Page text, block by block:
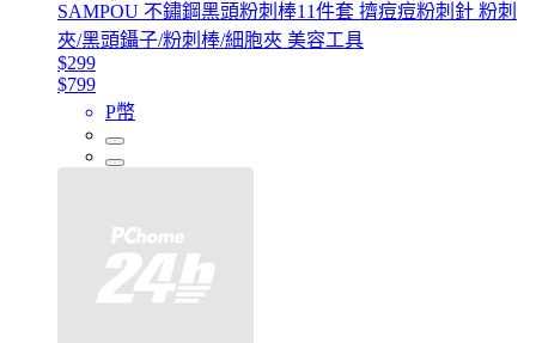
SAMPOU 不鏽鋼黑頭粉刺棒11件套 擠痘痘粉刺針 粉刺
夾/黑頭鑷子/粉刺棒/細胞夾 美容工具
$299
$799
P幣